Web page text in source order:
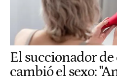
El succionador
cambió el sexo: